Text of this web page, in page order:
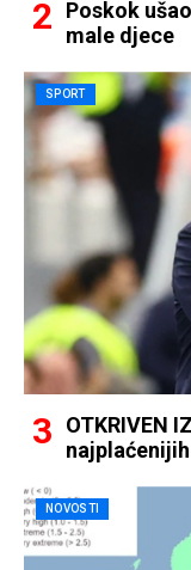
Poskok
male djece
SPORT
OTKRIVEN
NOVOSTI